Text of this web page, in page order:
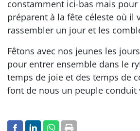
constamment ici-bas mais pour
préparent à la fête céleste où il
rassembler un jour et les
Fêtons avec nos jeunes les
pour entrer ensemble dans le
temps de joie et des temps de
font de nous un peuple conduit